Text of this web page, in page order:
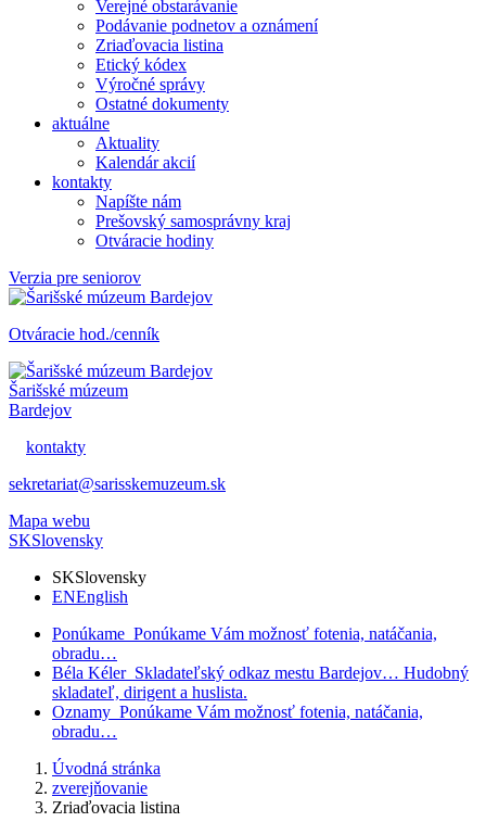
Verejné obstarávanie
Podávanie podnetov a oznámení
Zriaďovacia listina
Etický kódex
Výročné správy
Ostatné dokumenty
aktuálne
Aktuality
Kalendár akcií
kontakty
Napíšte nám
Prešovský samosprávny kraj
Otváracie hodiny
Verzia pre seniorov
Otváracie hod./cenník
Šarišské múzeum
Bardejov
kontakty
sekretariat@sarisskemuzeum.sk
Mapa webu
SKSlovensky
SKSlovensky
ENEnglish
Ponúkame Ponúkame Vám možnosť fotenia, natáčania,
obradu…
Béla Kéler Skladateľský odkaz mestu Bardejov… Hudobný
skladateľ, dirigent a huslista.
Oznamy Ponúkame Vám možnosť fotenia, natáčania,
obradu…
Úvodná stránka
zverejňovanie
Zriaďovacia listina